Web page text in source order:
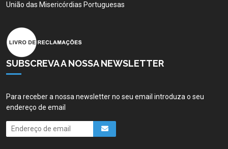
União das Misericórdias Portuguesas
SUBSCREVA A NOSSA NEWSLETTER
Para receber a nossa newsletter no seu email introduza o seu
endereço de email